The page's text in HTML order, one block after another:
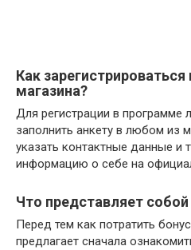
Как
магазина?
Для регистрации в программе
заполнить анкету в любом из
указать контактные данные и
информацию о себе на
Что представляет
Перед тем как потратить
предлагает сначала